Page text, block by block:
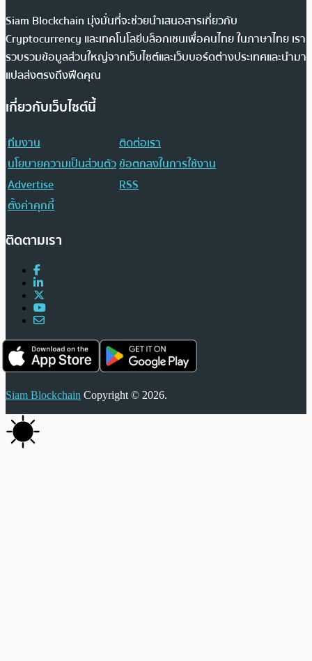
Siam Blockchain มุ่งมั่นที่จะช่วยนำเสนอสารเกี่ยวกับ
Cryptocurrency และเทคโนโลยีบล็อกเชนเพื่อคนไทย ในภาษาไทย เรา
รวบรวมข้อมูลส่วนใหญ่จากเว็บไซต์และเว็บบอร์ดต่างประเทศและนำมา
แปลส่งตรงถึงฟีดคุณ
เกี่ยวกับเว็บไซต์นี้
ทีมงาน
ติดต่อเรา
นโยบายความเป็นส่วนตัวข้อตกลงในการใช้งาน
Advertise
RSS
ตั้งค่าคุกกี้
ติดตามเรา
Siam Blockchain Copyright © 2026.